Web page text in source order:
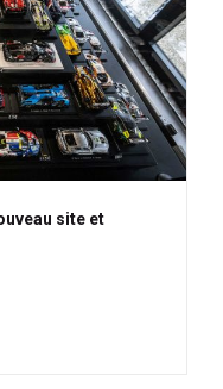
site et